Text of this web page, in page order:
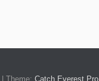
| Theme: Catch Everest Pro